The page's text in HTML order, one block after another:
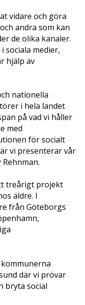
vidare och göra
andra som kan
de olika kanaler.
sociala medier,
hjälp av
nationella
i hela landet
på vad vi håller
med
för socialt
vi presenterar vår
treårigt projekt
äldre. I
från Göteborgs
där vi prövar
bryta social